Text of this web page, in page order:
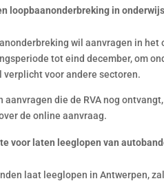
loopbaanonderbreking in
wil aanvragen in
tot eind december, om
verplicht voor andere sectoren.
aanvragen die de RVA nog
de online aanvraag.
voor laten leeglopen van
laat leeglopen in Antwerpen,